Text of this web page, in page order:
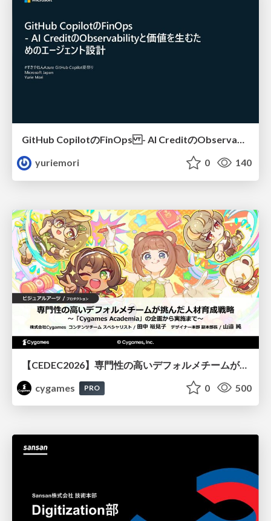
GitHub CopilotのFinOps - AI CreditのObservabilityと価値を生むためのエージェント設計
yuriemori
0 140
【CEDEC2026】専門性の高いデフォルメチームが挑んだ人材育成戦略 〜Cygames Academiaの企画から実施まで〜
cygames
PRO 0 500